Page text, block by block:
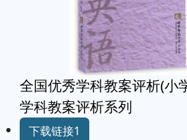
全国优秀学科教案评析(小
学科教案评析系列
下载链接1